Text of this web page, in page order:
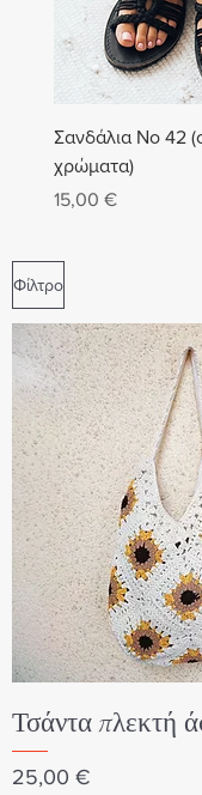
Σανδάλια Νο 42
χρώματα)
Τιμή
15,00 €
Φίλτρο
Τσάντα πλεκτή
Τιμή
25,00 €